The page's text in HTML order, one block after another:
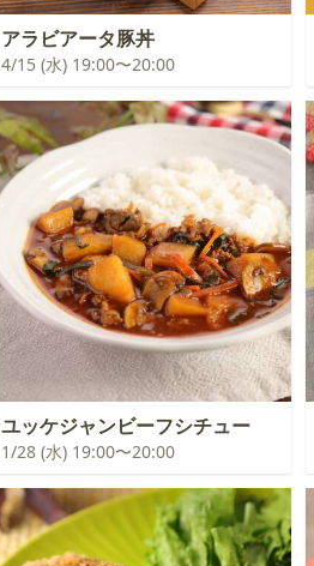
アラビアータ豚丼
4/15 (水) 19:00〜20:00
ユッケジャンビーフシチュー
1/28 (水) 19:00〜20:00